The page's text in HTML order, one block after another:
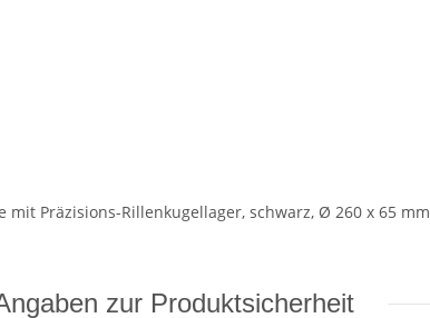
Präzisions-Rillenkugellager, schwarz, Ø 260 x 65 mm
zur Produktsicherheit